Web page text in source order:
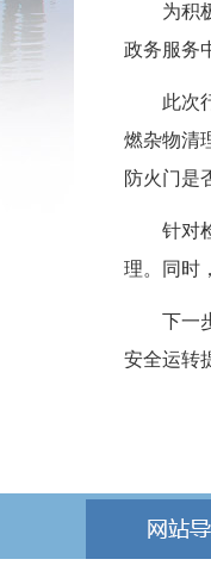
为积极
政务服务
此次行
燃杂物清
防火门是
针对检
理。同时
下一步
安全运转